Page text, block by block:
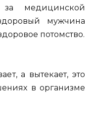
за медицинской
мужчина
потомство.
а вытекает, это
в организме